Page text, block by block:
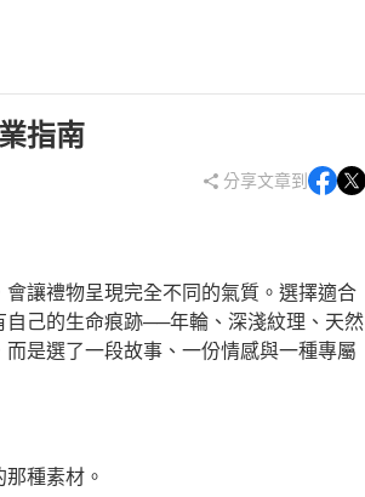
指南
分享文章到
讓禮物呈現完全不同的氣質。選擇適合
己的生命痕跡──年輪、深淺紋理、天然
是選了一段故事、一份情感與一種專屬
種素材。